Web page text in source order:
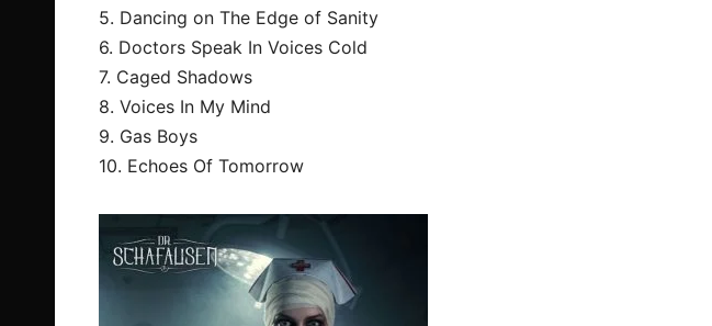
5. Dancing on The Edge of Sanity
6. Doctors Speak In Voices Cold
7. Caged Shadows
8. Voices In My Mind
9. Gas Boys
10. Echoes Of Tomorrow